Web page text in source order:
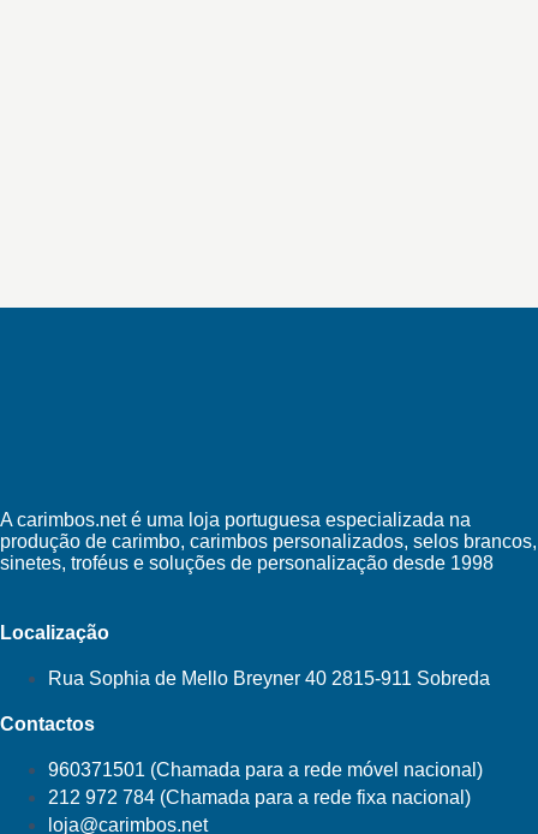
A carimbos.net é uma loja portuguesa especializada na
produção de carimbo, carimbos personalizados, selos brancos,
sinetes, troféus e soluções de personalização desde 1998
Localização
Rua Sophia de Mello Breyner 40 2815-911 Sobreda
Contactos
960371501 (Chamada para a rede móvel nacional)
212 972 784 (Chamada para a rede fixa nacional)
loja@carimbos.net